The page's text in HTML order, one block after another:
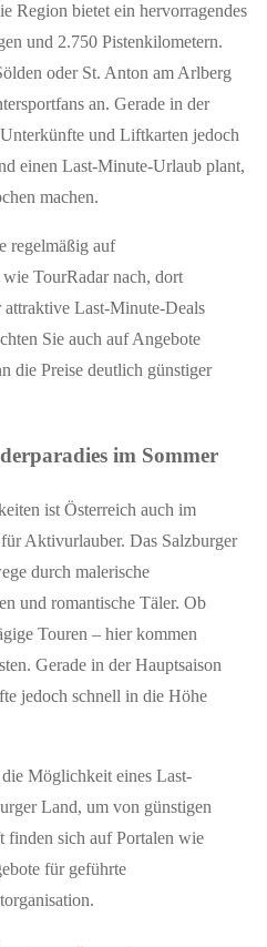
Region bietet ein hervorragendes
und 2.750 Pistenkilometern.
oder St. Anton am Arlberg
an. Gerade in der
und Liftkarten jedoch
einen Last-Minute-Urlaub plant,
machen.
regelmäßig auf
TourRadar nach, dort
Last-Minute-Deals
Sie auch auf Angebote
die Preise deutlich günstiger
im Sommer
ist Österreich auch im
Aktivurlauber. Das Salzburger
durch malerische
und romantische Täler. Ob
Touren – hier kommen
Gerade in der Hauptsaison
jedoch schnell in die Höhe
Möglichkeit eines Last-
Land, um von günstigen
finden sich auf Portalen wie
für geführte